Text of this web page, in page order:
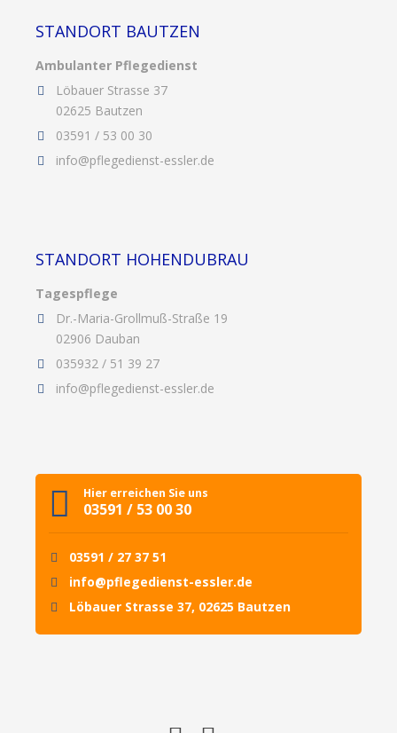
STANDORT BAUTZEN
Ambulanter Pflegedienst
Löbauer Strasse 37
02625 Bautzen
03591 / 53 00 30
info@pflegedienst-essler.de
STANDORT HOHENDUBRAU
Tagespflege
Dr.-Maria-Grollmuß-Straße 19
02906 Dauban
035932 / 51 39 27
info@pflegedienst-essler.de
Hier erreichen Sie uns
03591 / 53 00 30
03591 / 27 37 51
info@pflegedienst-essler.de
Löbauer Strasse 37, 02625 Bautzen